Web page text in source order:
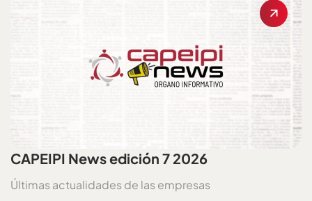
CAPEIPI News edición 7 2026
Últimas actualidades de las empresas